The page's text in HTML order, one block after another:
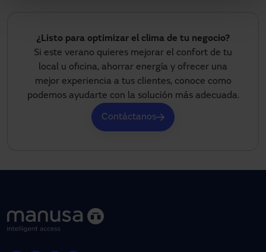
¿Listo para optimizar el clima de tu negocio?
Si este verano quieres mejorar el confort de tu
local u oficina, ahorrar energía y ofrecer una
mejor experiencia a tus clientes, conoce como
podemos ayudarte con la solución más adecuada.
Contáctanos